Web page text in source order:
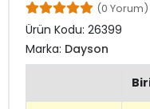
(0 Yorum)
Ürün Kodu: 26399
Marka: Dayson